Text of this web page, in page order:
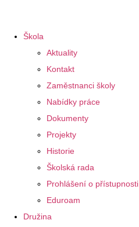
Škola
Aktuality
Kontakt
Zaměstnanci školy
Nabídky práce
Dokumenty
Projekty
Historie
Školská rada
Prohlášení o přístupnosti
Eduroam
Družina